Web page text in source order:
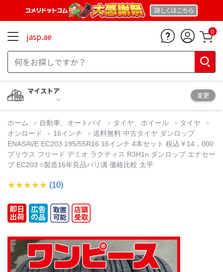
詳しくはこちら
jasp.ae 0
マイストア
変更
ホーム 自動車、オートバイ タイヤ、ホイール
タイヤ
オンロード
16インチ
送料無料 中古タイヤ ダンロップ
ENASAVE EC203 195/55R16 16インチ 4本セット 税込￥14，000
プリウス フリード デミオ ラクティス R3H1n ダンロップ エナセー
ブ EC203 ○製造16年良品バリ溝 価格比較 太平
(10)